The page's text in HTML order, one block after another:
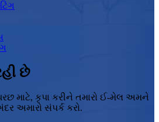
છે
માટે, કૃપા કરીને તમારો ઈ-મેલ અમને
અમારો સંપર્ક કરો.